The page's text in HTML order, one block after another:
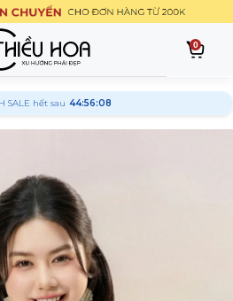
0
SALE hết sau 44:56:07